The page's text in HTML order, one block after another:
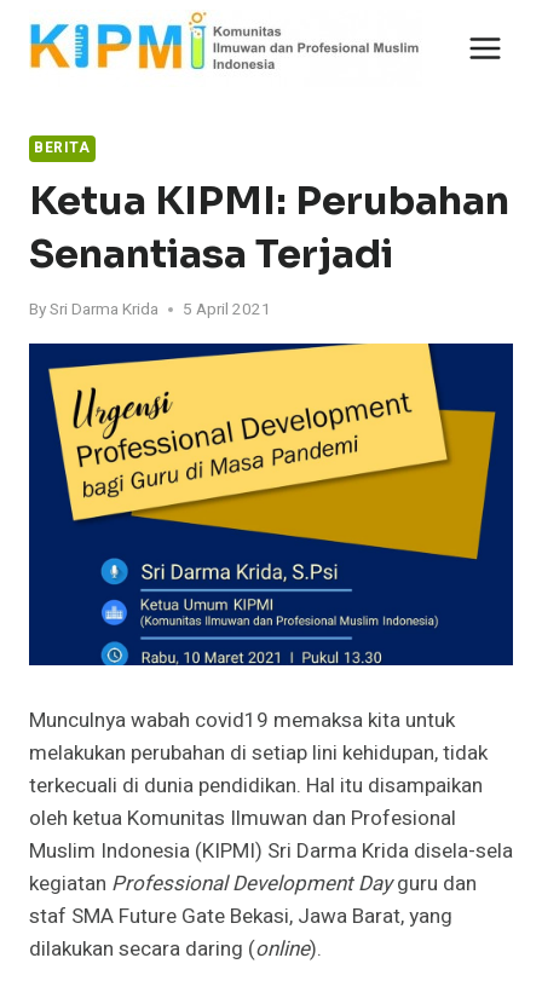
Skip
BERITA
Ketua KIPMI: Perubahan
Senantiasa Terjadi
BySri Darma Krida 5 April 2021
Munculnya wabah covid19 memaksa kita untuk
melakukan perubahan di setiap lini kehidupan, tidak
terkecuali di dunia pendidikan. Hal itu disampaikan
oleh ketua Komunitas Ilmuwan dan Profesional
Muslim Indonesia (KIPMI) Sri Darma Krida disela-sela
kegiatan Professional Development Dayguru dan
staf SMA Future Gate Bekasi, Jawa Barat, yang
dilakukan secara daring (online).